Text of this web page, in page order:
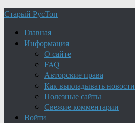
Старый РусТоп
Главная
Информация
О сайте
FAQ
Авторские права
Как выкладывать новости
Полезные сайты
Свежие комментарии
Войти